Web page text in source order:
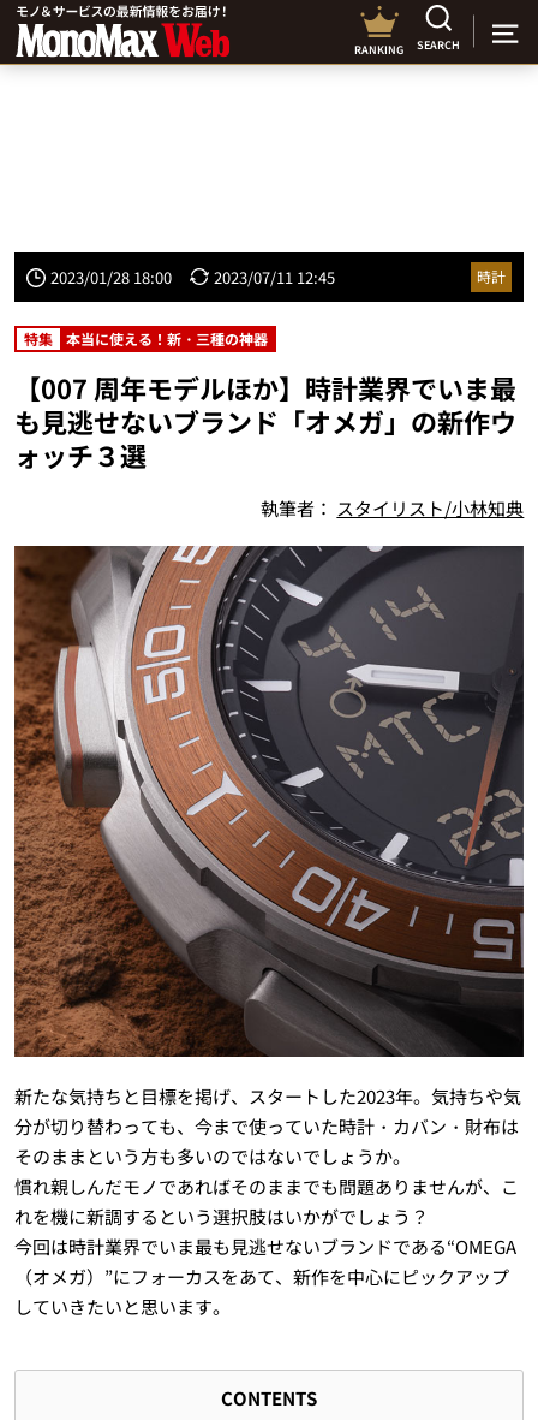
RANKING SEARCH
2023/01/28 18:00 2023/07/11 12:45 時計
特集 本当に使える！新・三種の神器
【007 周年モデルほか】時計業界でいま最
も見逃せないブランド「オメガ」の新作ウ
ォッチ３選
執筆者： スタイリスト/小林知典
新たな気持ちと目標を掲げ、スタートした2023年。気持ちや気
分が切り替わっても、今まで使っていた時計・カバン・財布は
そのままという方も多いのではないでしょうか。
慣れ親しんだモノであればそのままでも問題ありませんが、こ
れを機に新調するという選択肢はいかがでしょう？
今回は時計業界でいま最も見逃せないブランドである“OMEGA
（オメガ）”にフォーカスをあて、新作を中心にピックアップ
していきたいと思います。
CONTENTS